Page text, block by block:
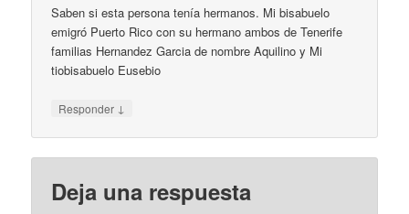
Saben si esta persona tenía hermanos. Mi bisabuelo
emigró Puerto Rico con su hermano ambos de Tenerife
familias Hernandez Garcia de nombre Aquilino y Mi
tiobisabuelo Eusebio
Responder ↓
Deja una respuesta